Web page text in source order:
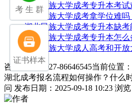
湖北民族大学成考专升本考
湖北民族大学成考拿学位难吗
湖北民族大学成考专升本缺
湖北民族大学成考专升本怎么
湖北民族大学成人高考和开
咨询电话：027-86646545当前位置：
湖北成考报名流程如何操作？什么
问 发布日期：2025-09-18 10:23 浏览
考 生 群
证书样本